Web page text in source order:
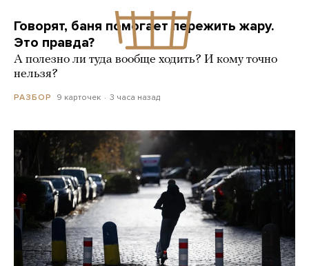
Говорят, баня помогает пережить жару.
Это правда?
А полезно ли туда вообще ходить? И кому точно
нельзя?
РАЗБОР 9 карточек 3 часа назад